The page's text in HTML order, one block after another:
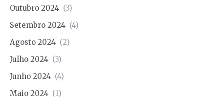
Outubro 2024 (3)
Setembro 2024 (4)
Agosto 2024 (2)
Julho 2024 (3)
Junho 2024 (4)
Maio 2024 (1)